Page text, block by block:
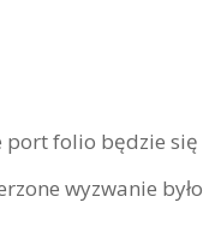
port folio będzie się
wyzwanie było